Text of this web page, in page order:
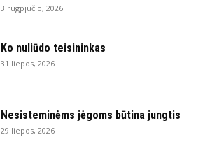
3 rugpjūčio, 2026
Ko nuliūdo teisininkas
31 liepos, 2026
Nesisteminėms jėgoms būtina jungtis
29 liepos, 2026